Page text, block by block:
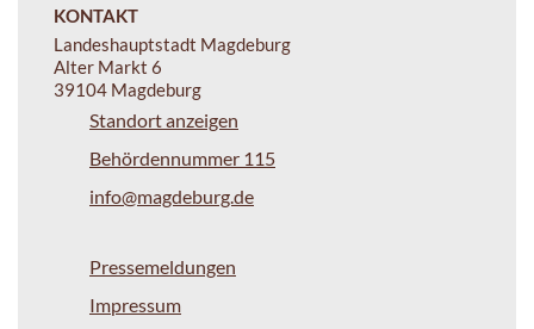
KONTAKT
Landeshauptstadt Magdeburg
Alter Markt 6
39104 Magdeburg
Standort anzeigen
Behördennummer 115
info@magdeburg.de
Pressemeldungen
Impressum